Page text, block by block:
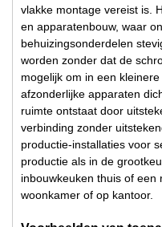
vlakke montage vereist is.
en apparatenbouw, waar
behuizingsonderdelen
worden zonder dat de
mogelijk om in een
afzonderlijke apparaten
ruimte ontstaat door
verbinding zonder
productie-installaties voor
productie als in de
inbouwkeuken thuis of een
woonkamer of op kantoor.